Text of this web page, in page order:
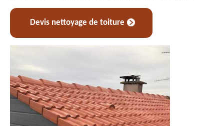
Devis nettoyage de toiture